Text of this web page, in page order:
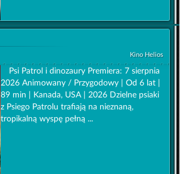
Kino Helios
Psi Patrol i dinozaury Premiera: 7 sierpnia
2026 Animowany / Przygodowy | Od 6 lat |
89 min | Kanada, USA | 2026 Dzielne psiaki
z Psiego Patrolu trafiają na nieznaną,
tropikalną wyspę pełną ...